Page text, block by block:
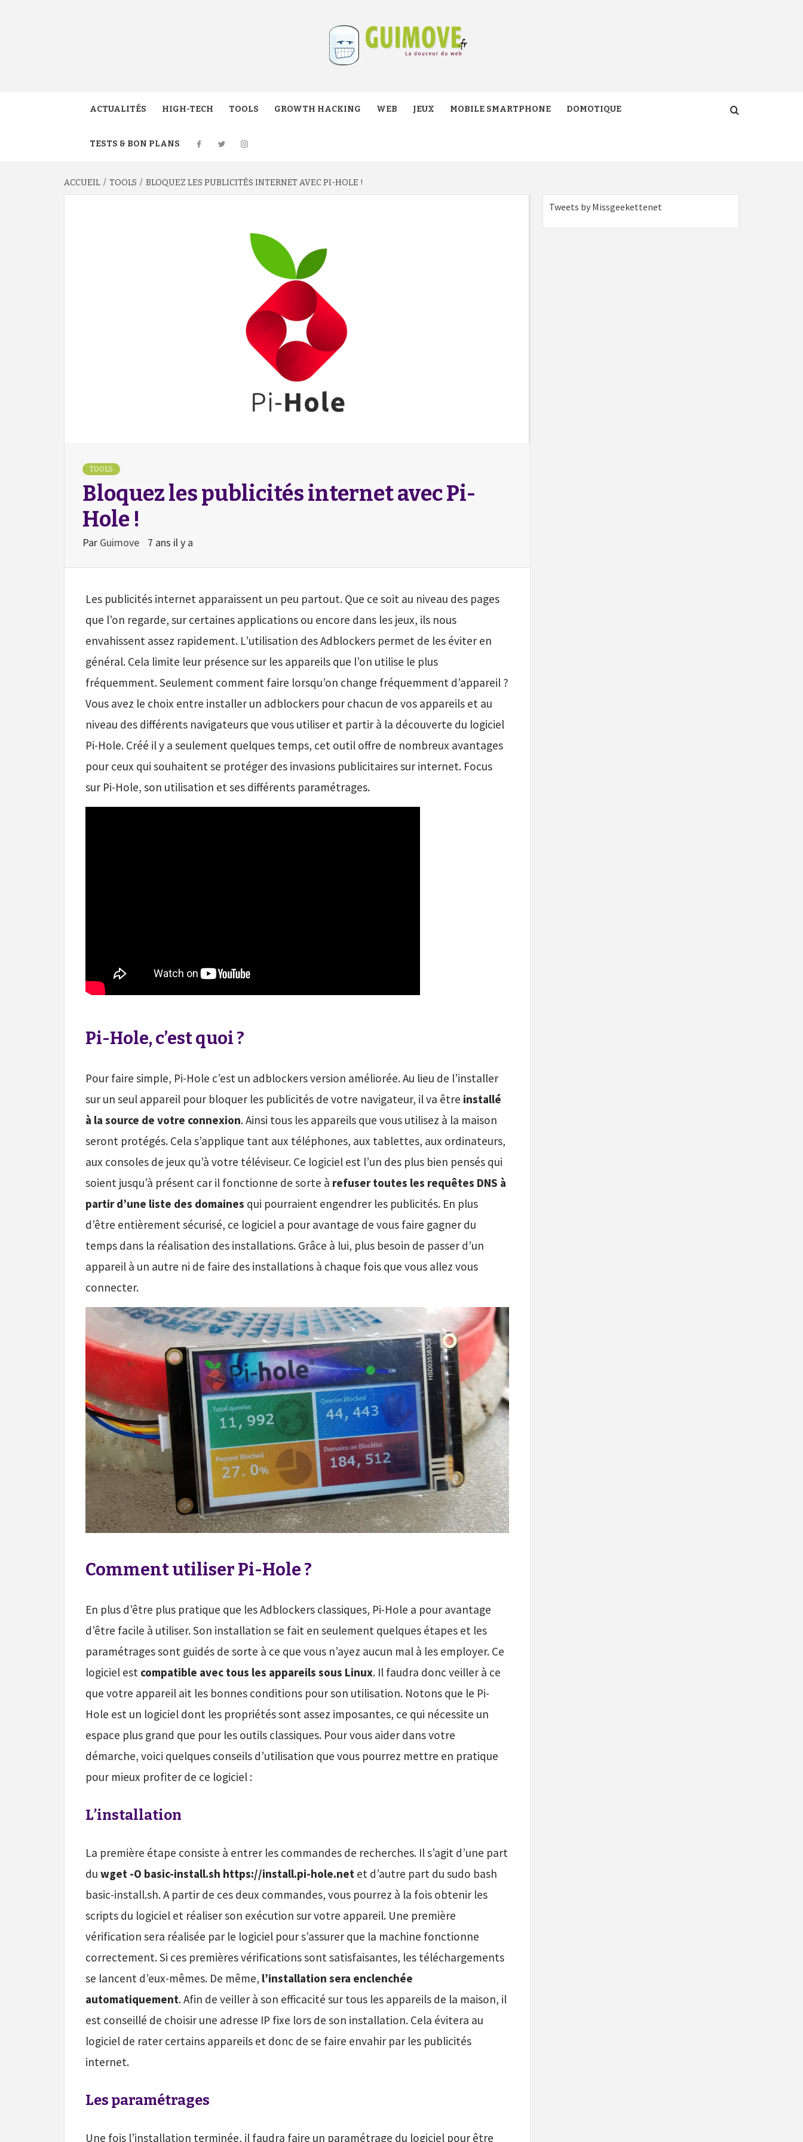
GUIMOVE.FR
ACTUALITÉS HIGH-TECH TOOLS GROWTH HACKING WEB JEUX MOBILE SMARTPHONE DOMOTIQUE
TESTS & BON PLANS
ACCUEIL TOOLS BLOQUEZ LES PUBLICITÉS INTERNET AVEC PI-HOLE !
TOOLS
Bloquez les publicités internet avec Pi-
Hole !
Par Guimove 7 ans il y a
Les publicités internet apparaissent un peu partout. Que ce soit au niveau des pages
que l’on regarde, sur certaines applications ou encore dans les jeux, ils nous
envahissent assez rapidement. L’utilisation des Adblockers permet de les éviter en
général. Cela limite leur présence sur les appareils que l’on utilise le plus
fréquemment. Seulement comment faire lorsqu’on change fréquemment d’appareil ?
Vous avez le choix entre installer un adblockers pour chacun de vos appareils et au
niveau des différents navigateurs que vous utiliser et partir à la découverte du logiciel
Pi-Hole. Créé il y a seulement quelques temps, cet outil offre de nombreux avantages
pour ceux qui souhaitent se protéger des invasions publicitaires sur internet. Focus
sur Pi-Hole, son utilisation et ses différents paramétrages.
Pi-Hole, c’est quoi ?
Pour faire simple, Pi-Hole c’est un adblockers version améliorée. Au lieu de l’installer
sur un seul appareil pour bloquer les publicités de votre navigateur, il va être installé
à la source de votre connexion. Ainsi tous les appareils que vous utilisez à la maison
seront protégés. Cela s’applique tant aux téléphones, aux tablettes, aux ordinateurs,
aux consoles de jeux qu’à votre téléviseur. Ce logiciel est l’un des plus bien pensés qui
soient jusqu’à présent car il fonctionne de sorte à refuser toutes les requêtes DNS à
partir d’une liste des domaines qui pourraient engendrer les publicités. En plus
d’être entièrement sécurisé, ce logiciel a pour avantage de vous faire gagner du
temps dans la réalisation des installations. Grâce à lui, plus besoin de passer d’un
appareil à un autre ni de faire des installations à chaque fois que vous allez vous
connecter.
Comment utiliser Pi-Hole ?
En plus d’être plus pratique que les Adblockers classiques, Pi-Hole a pour avantage
d’être facile à utiliser. Son installation se fait en seulement quelques étapes et les
paramétrages sont guidés de sorte à ce que vous n’ayez aucun mal à les employer. Ce
logiciel est compatible avec tous les appareils sous Linux. Il faudra donc veiller à ce
que votre appareil ait les bonnes conditions pour son utilisation. Notons que le Pi-
Hole est un logiciel dont les propriétés sont assez imposantes, ce qui nécessite un
espace plus grand que pour les outils classiques. Pour vous aider dans votre
démarche, voici quelques conseils d’utilisation que vous pourrez mettre en pratique
pour mieux profiter de ce logiciel :
L’installation
La première étape consiste à entrer les commandes de recherches. Il s’agit d’une part
duwget -O basic-install.sh https://install.pi-hole.net et d’autre part du sudo bash
basic-install.sh. A partir de ces deux commandes, vous pourrez à la fois obtenir les
scripts du logiciel et réaliser son exécution sur votre appareil. Une première
vérification sera réalisée par le logiciel pour s’assurer que la machine fonctionne
correctement. Si ces premières vérifications sont satisfaisantes, les téléchargements
se lancent d’eux-mêmes. De même, l’installation sera enclenchée
automatiquement. Afin de veiller à son efficacité sur tous les appareils de la maison, il
est conseillé de choisir une adresse IP fixe lors de son installation. Cela évitera au
logiciel de rater certains appareils et donc de se faire envahir par les publicités
internet.
Les paramétrages
Une fois l’installation terminée, il faudra faire un paramétrage du logiciel pour être
Tweets by Missgeekettenet